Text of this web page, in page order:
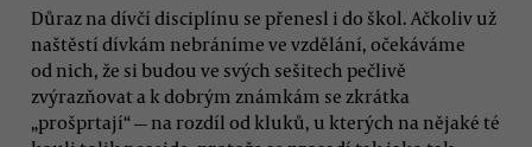
Důraz na dívčí disciplínu se přenesl i do škol. Ačkoliv už
naštěstí dívkám nebráníme ve vzdělání, očekáváme
od nich, že si budou ve svých sešitech pečlivě
zvýrazňovat a k dobrým známkám se zkrátka
„prošprtají“ — na rozdíl od kluků, u kterých na nějaké té